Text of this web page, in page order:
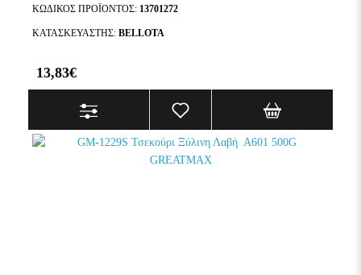
ΚΩΔΙΚΌΣ ΠΡΟΪΌΝΤΟΣ: 13701272
ΚΑΤΑΣΚΕΥΑΣΤΉΣ: BELLOTA
13,83€